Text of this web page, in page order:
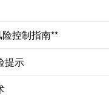
控制指南**
提示